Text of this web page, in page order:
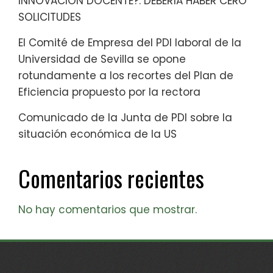
SOLICITUDES
El Comité de Empresa del PDI laboral de la
Universidad de Sevilla se opone
rotundamente a los recortes del Plan de
Eficiencia propuesto por la rectora
Comunicado de la Junta de PDI sobre la
situación económica de la US
Comentarios recientes
No hay comentarios que mostrar.